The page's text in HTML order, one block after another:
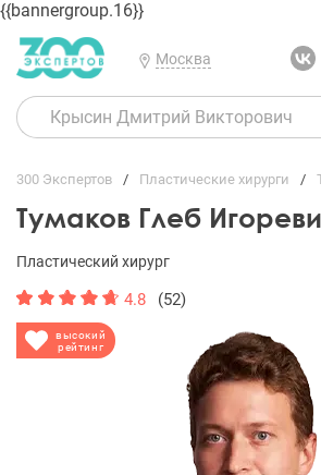
{{bannergroup.16}}
Москва
300 Экспертов Пластические хирурги
Тумаков Глеб
высокий
рейтинг
Пластический хирург
4.8 (52)
ГЛАВНАЯ ОТЗЫВЫ